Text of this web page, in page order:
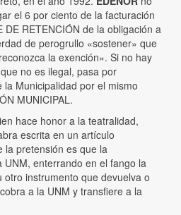
el 6 por ciento de la facturación
RETENCIÓN de la obligación a
de perogrullo «sostener» que
la exención». Si no hay
no es ilegal, pasa por
la Municipalidad por el mismo
MUNICIPAL.
hace honor a la teatralidad,
escrita en un artículo
la pretensión es que la
UNM, enterrando en el fango la
instrumento que devuelva o
a la UNM y transfiere a la